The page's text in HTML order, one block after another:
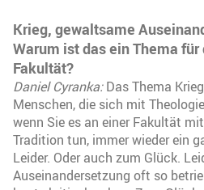
Krieg, gewaltsame
Warum ist das ein Thema
Fakultät?
Daniel Cyranka:Das Thema
Menschen, die sich mit
wenn Sie es an einer Fakultät
Tradition tun, immer wieder ein
Leider. Oder auch zum Glück.
Auseinandersetzung oft so